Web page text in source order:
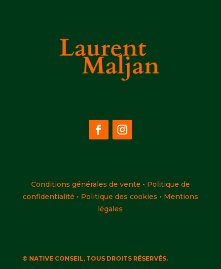
Conditions générales de vente • Politique de
confidentialité • Politique des cookies • Mentions
légales
© NATIVE CONSEIL, TOUS DROITS RÉSERVÉS.